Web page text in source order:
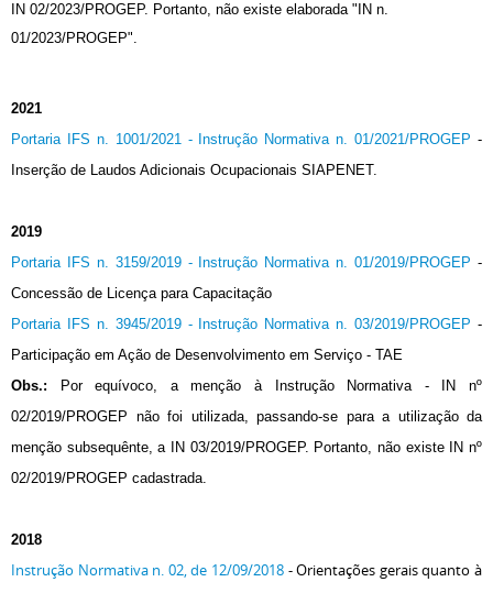
IN 02/2023/PROGEP. Portanto, não existe elaborada "IN n.
01/2023/PROGEP".
2021
Portaria IFS n. 1001/2021 - Instrução Normativa n. 01/2021/PROGEP -
Inserção de Laudos Adicionais Ocupacionais SIAPENET.
2019
Portaria IFS n. 3159/2019 - Instrução Normativa n. 01/2019/PROGEP -
Concessão de Licença para Capacitação
Portaria IFS n. 3945/2019 - Instrução Normativa n. 03/2019/PROGEP -
Participação em Ação de Desenvolvimento em Serviço - TAE
Obs.:
Por equívoco, a menção à Instrução Normativa - IN nº
02/2019/PROGEP não foi utilizada, passando-se para a utilização da
menção subsequênte, a IN 03/2019/PROGEP. Portanto, não existe IN nº
02/2019/PROGEP cadastrada.
2018
Instrução Normativa n. 02, de 12/09/2018 - Orientações gerais quanto à